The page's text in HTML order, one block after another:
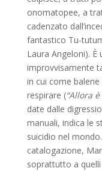
onomatopee, a
cadenzato
fantastico Tu-
Laura Angeloni).
improvvisamente
in cui come
respirare (“Allora
date dalle
manuali, indica le
suicidio nel
catalogazione,
soprattutto a